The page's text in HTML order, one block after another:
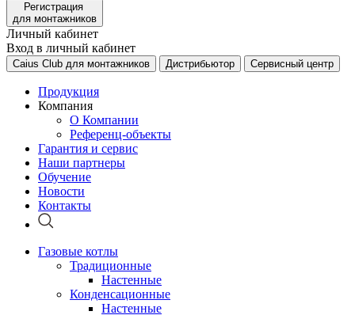
Регистрация
для монтажников
Личный кабинет
Вход в личный кабинет
Caius Club для монтажников Дистрибьютор Сервисный центр
Продукция
Компания
О Компании
Референц-объекты
Гарантия и сервис
Наши партнеры
Обучение
Новости
Контакты
Газовые котлы
Традиционные
Настенные
Конденсационные
Настенные